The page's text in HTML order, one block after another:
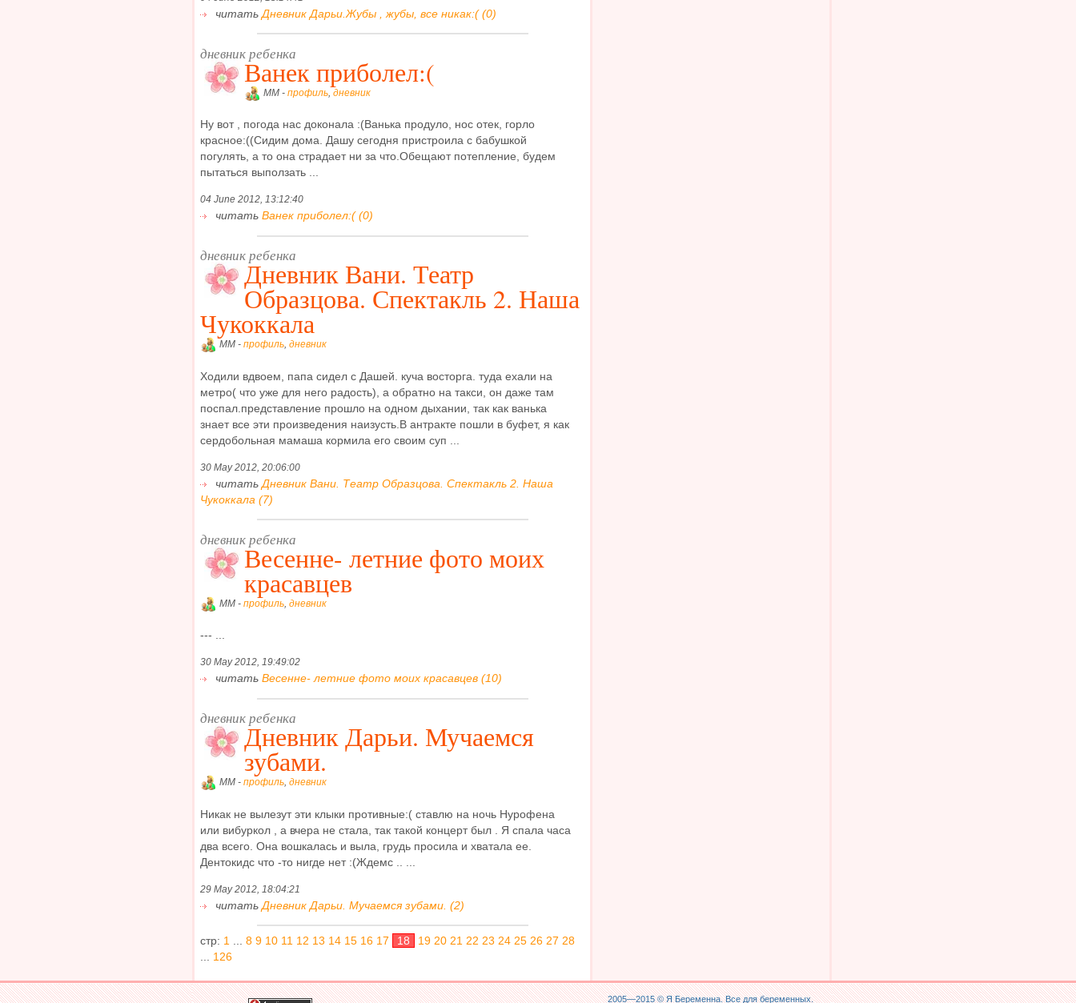
читать Дневник Дарьи.Жубы , жубы, все никак:( (0)
дневник ребенка
Ванек приболел:(
MM - профиль дневник
Ну вот , погода нас доконала :(Ванька продуло, нос отек, горло
красное:((Сидим дома. Дашу сегодня пристроила с бабушкой
погулять, а то она страдает ни за что.Обещают потепление, будем
пытаться выползать ...
04 June 2012, 13:12:40
читать Ванек приболел:( (0)
дневник ребенка
Дневник Вани. Театр
Образцова. Спектакль 2. Наша
Чукоккала
MM - профиль, дневник
Ходили вдвоем, папа сидел с Дашей. куча восторга. туда ехали на
метро( что уже для него радость), а обратно на такси, он даже там
поспал.представление прошло на одном дыхании, так как ванька
знает все эти произведения наизусть.В антракте пошли в буфет, я как
сердобольная мамаша кормила его своим суп ...
30 May 2012, 20:06:00
читать Дневник Вани. Театр Образцова. Спектакль 2. Наша
Чукоккала (7)
дневник ребенка
Весенне- летние фото моих
красавцев
MM - профиль, дневник
--- ...
30 May 2012, 19:49:02
читать Весенне- летние фото моих красавцев (10)
дневник ребенка
Дневник Дарьи. Мучаемся
зубами.
MM - профиль, дневник
Никак не вылезут эти клыки противные:( ставлю на ночь Нурофена
или вибуркол , а вчера не стала, так такой концерт был . Я спала часа
два всего. Она вошкалась и выла, грудь просила и хватала ее.
Дентокидс что -то нигде нет :(Ждемс .. ...
29 May 2012, 18:04:21
читать Дневник Дарьи. Мучаемся зубами. (2)
стр: 1 8 9 10 11 12 13 14 15 16 17 18 19 20 21 22 23 24 25 26 27 28
126
2005—2015 ©Я Беременна. Все для беременных.